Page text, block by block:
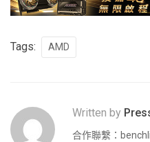
Tags: AMD
Written by
合作聯繫：